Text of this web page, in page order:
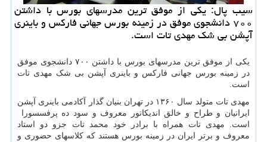
سیب پال: یكی از موفق ترین مدرسهای بورس با داشتن
۷۰۰ دانشجوی موفق در زمینه بورس جهانی فاركس و باینری
آپشن بی شك مهدی تات است.
یکی از موفق ترین مدرسهای بورس با داشتن ۷۰۰ دانشجوی موفق
در زمینه بورس جهانی فارکس و باینری آپشن بی شک مهدی تات
است.
مهدی تات متولد سال ۱۳۶۰ در تهران بنیان گذار آکادمی باینری آپشن
ایرانیان و طراح و خالق اندیکاتور معروف و سود ده پرفسسورا
است. مهدی تات همراه با برادر خود محمد تات جزو دو استاد
معروف و برتر ایران در زمینه بورس هستند که کلاسهای حضوری و